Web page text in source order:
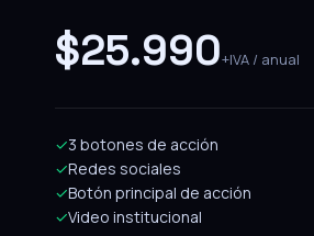
$25.990+IVA / anual
✓3 botones de acción
✓Redes sociales
✓Botón principal de acción
✓Video institucional